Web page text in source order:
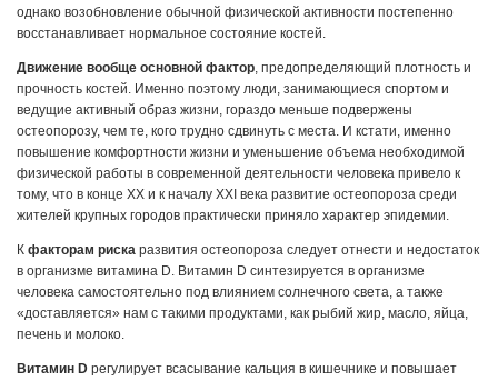
однако возобновление обычной физической активности постепенно
восстанавливает нормальное состояние костей.
Движение вообще основной фактор, предопределяющий плотность и
прочность костей. Именно поэтому люди, занимающиеся спортом и
ведущие активный образ жизни, гораздо меньше подвержены
остеопорозу, чем те, кого трудно сдвинуть с места. И кстати, именно
повышение комфортности жизни и уменьшение объема необходимой
физической работы в современной деятельности человека привело к
тому, что в конце XX и к началу XXI века развитие остеопороза среди
жителей крупных городов практически приняло характер эпидемии.
К факторам риска развития остеопороза следует отнести и недостаток
в организме витамина D. Витамин D синтезируется в организме
человека самостоятельно под влиянием солнечного света, а также
«доставляется» нам с такими продуктами, как рыбий жир, масло, яйца,
печень и молоко.
Витамин D регулирует всасывание кальция в кишечнике и повышает